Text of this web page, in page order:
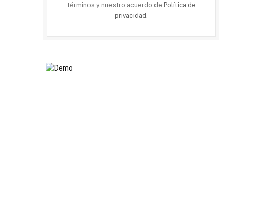
términos y nuestro acuerdo de Política de
privacidad